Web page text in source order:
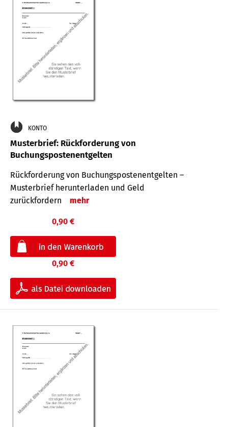
KONTO
Musterbrief: Rückforderung von
Buchungspostenentgelten
Rückforderung von Buchungspostenentgelten –
Musterbrief herunterladen und Geld
zurückfordern
mehr
0,90 €
0,90 €